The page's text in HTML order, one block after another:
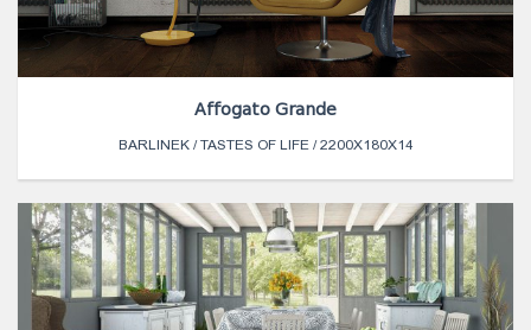
Affogato Grande
BARLINEK / TASTES OF LIFE / 2200X180X14